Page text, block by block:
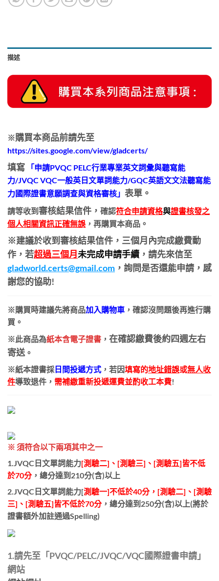
描述
※購買本商品前請先至
https://sites.google.com/view/gladcerts/
填寫
「申請PVQC PELC行業專業英文詞彙與聽寫能
力/JVQC VQC一般英日文單詞能力/GQC英語文文法聽寫能
力國際證書意願調查與資格審核」 表單。
請等收到 審核結果信件， 確認符合申請資格與證書核發之
個人相關資訊正確無誤 ，再購買本商品。
※建議於收到審核結果信件，三個月內完成繳費動
作，若超過三個月未完成申請手續 ，請先來信至
gladworld.certs@gmail.com ，詢問是否還能申請，感
謝您的協助!
※購買時建議先將商品加入購物車 ，確認沒問題後再進行購
買。
※此商品為紙本含電子證書 ， 在確認繳費後約四週左右
寄送 。
※紙本證書採日間投遞方式 ，若因填寫的地址錯誤或無人收
件導致退件 ， 需補繳重新投遞運費並酌收工本費!
※ 須符合以下兩項其中之一
1.JVQC日文單詞能力[測驗二]、[測驗三]、[測驗五]皆不低
於70分，總分達到210分(含)以上
2.JVQC日文單詞能力[測驗一]不低於40分，[測驗二]、[測驗
三]、[測驗五]皆不低於70分，總分達到250分(含)以上(將於
證書額外加註通過Spelling)
1.請先至「PVQC/PELC/JVQC/VQC國際證書申請」
網站